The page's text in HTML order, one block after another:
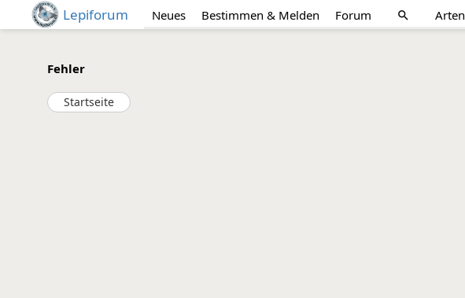
Lepiforum Neues Bestimmen & Melden Forum search Arten
Fehler
Startseite